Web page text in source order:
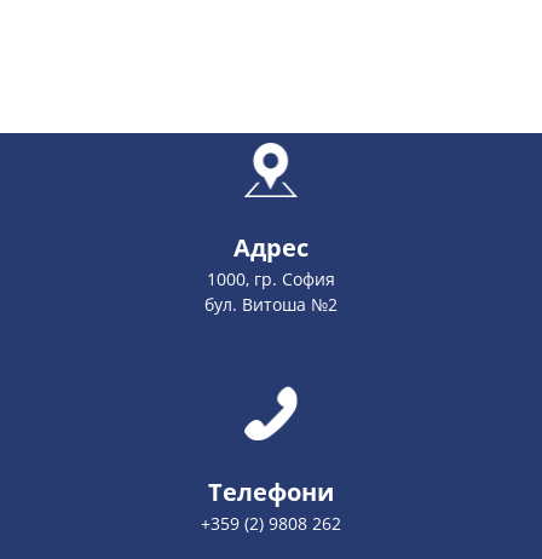
Адрес
1000, гр. София
бул. Витоша №2
Телефони
+359 (2) 9808 262